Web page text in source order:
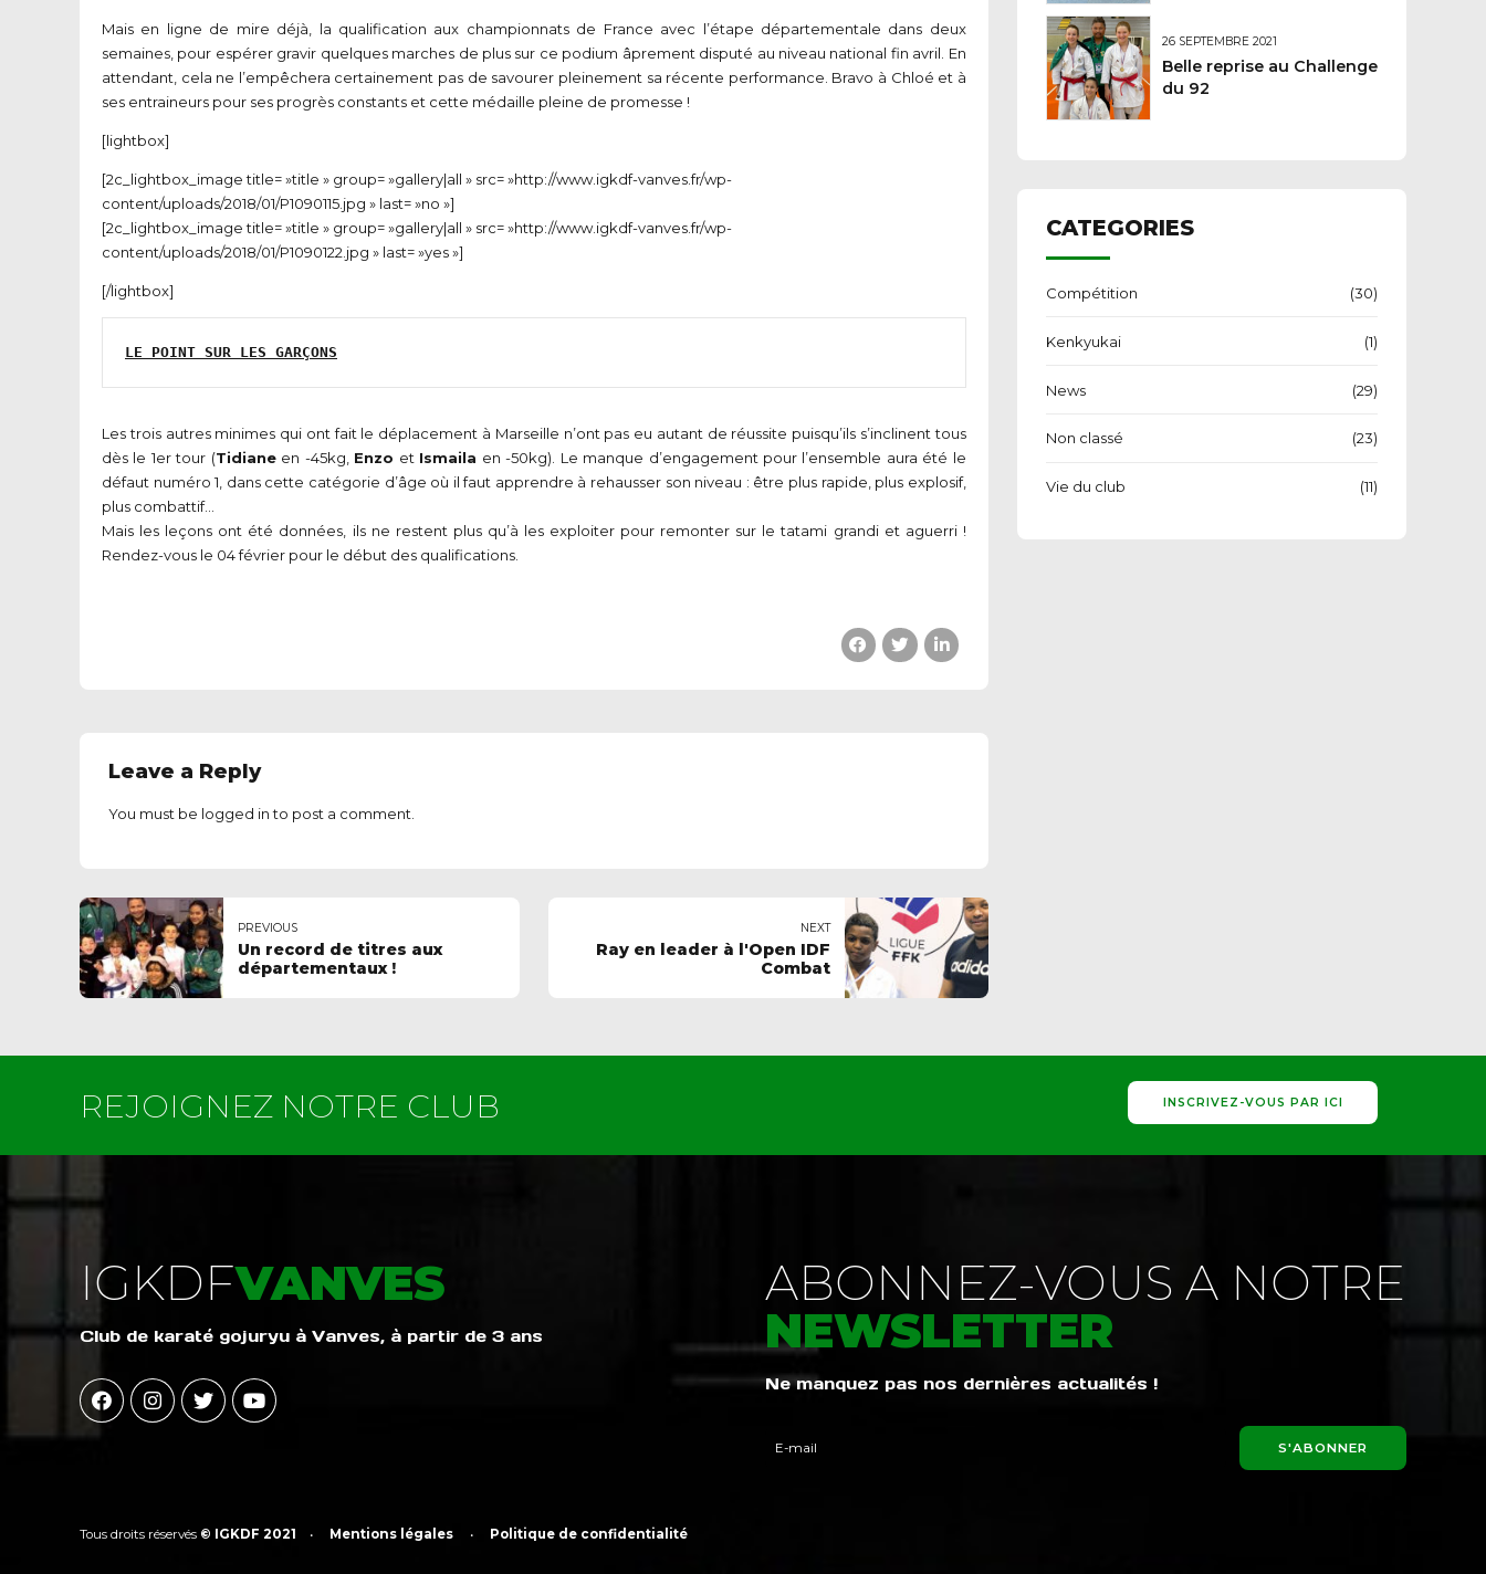
Mais en ligne de mire déjà, la qualification aux championnats de France avec l’étape départementale dans deux
semaines, pour espérer gravir quelques marches de plus sur ce podium âprement disputé au niveau national fin avril. En
attendant, cela ne l’empêchera certainement pas de savourer pleinement sa récente performance. Bravo à Chloé et à
ses entraineurs pour ses progrès constants et cette médaille pleine de promesse !
[lightbox]
[2c_lightbox_image title= »title » group= »gallery|all » src= »http://www.igkdf-vanves.fr/wp-
content/uploads/2018/01/P1090115.jpg » last= »no »]
[2c_lightbox_image title= »title » group= »gallery|all » src= »http://www.igkdf-vanves.fr/wp-
content/uploads/2018/01/P1090122.jpg » last= »yes »]
[/lightbox]
LE POINT SUR LES GARÇONS
Les trois autres minimes qui ont fait le déplacement à Marseille n’ont pas eu autant de réussite puisqu’ils s’inclinent tous
dès le 1er tour (Tidianeen -45kg, Enzo et Ismaila en -50kg). Le manque d’engagement pour l’ensemble aura été le
défaut numéro 1, dans cette catégorie d’âge où il faut apprendre à rehausser son niveau : être plus rapide, plus explosif,
plus combattif…
Mais les leçons ont été données, ils ne restent plus qu’à les exploiter pour remonter sur le tatami grandi et aguerri !
Rendez-vous le 04 février pour le début des qualifications.
Leave a Reply
You must be logged into post a comment.
PREVIOUS
Un record de titres aux
départementaux !
NEXT
Ray en leader à l'Open IDF
Combat
26 SEPTEMBRE 2021
Belle reprise au Challenge
du 92
CATEGORIES
Compétition (30)
Kenkyukai (1)
News (29)
Non classé (23)
Vie du club (11)
REJOIGNEZ NOTRE CLUB INSCRIVEZ-VOUS PAR ICI
IGKDFVANVES
Club de karaté gojuryu à Vanves, à partir de 3 ans
ABONNEZ-VOUS A NOTRE
NEWSLETTER
Ne manquez pas nos dernières actualités !
Tous droits réservés © IGKDF 2021 • Mentions légales • Politique de confidentialité